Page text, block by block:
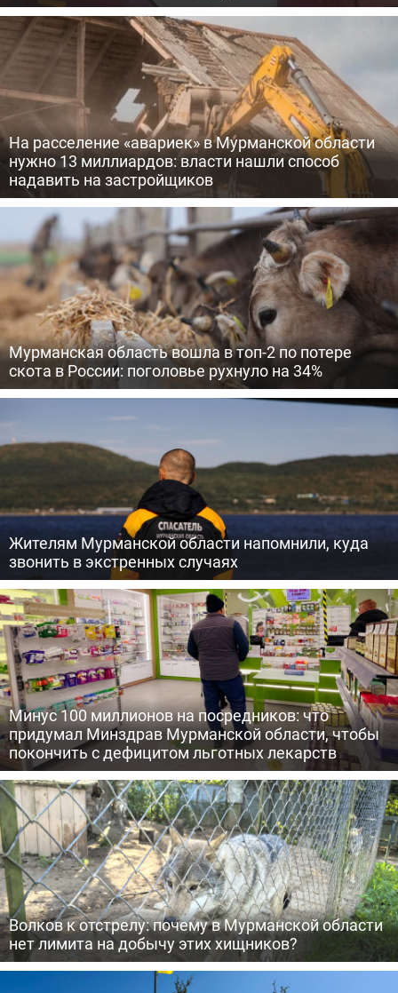
На расселение «авариек» в Мурманской области
нужно 13 миллиардов: власти нашли способ
надавить на застройщиков
Мурманская область вошла в топ-2 по потере
скота в России: поголовье рухнуло на 34%
Жителям Мурманской области напомнили, куда
звонить в экстренных случаях
Минус 100 миллионов на посредников: что
придумал Минздрав Мурманской области, чтобы
покончить с дефицитом льготных лекарств
Волков к отстрелу: почему в Мурманской области
нет лимита на добычу этих хищников?